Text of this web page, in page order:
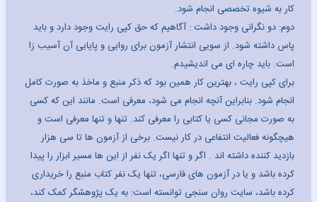
کار به شیوه تخصصی انجام شود.
دوم: دو نگرانی وجود داشت : آگاهیم که حق کپی رایت وجود دارد و باید
پاس داشته شود. از سویی انتشار آزمون برای روایی و پایایی آن آسیب زا
است. باید چاره ای می اندیشیدم.
برای کپی رایت ، بهترین کار همین بود که ذکر منبع و ماخذ به صورت کامل
انجام شود. بنابراین آنچه انجام می شود، معرفی است. مانند این که کسی
به صورت مجانی کسی یا کتابی را معرفی کند. تنها و تنها معرفی است و
هیچگونه فعالیت انتفاعی در کار نیست. برخی از آزمون ها تا سی هزار
بازدید کننده داشته اند . اگر و تنها اگر یک نفر از این ها مسیر ابزار را پیدا
کرده باشد و یا در آزمون های فارسی، تنها یک نفر کتاب منبع را خریداری
کرده باشد، سایت روان سنجی توانسته است: به یک پژوهشگر کمک کند،